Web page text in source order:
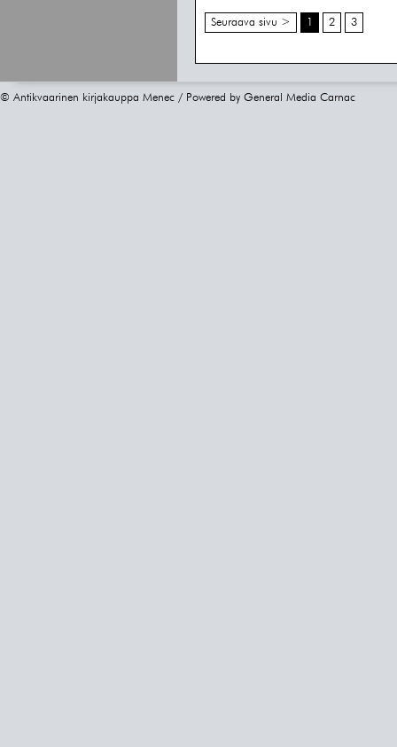
Seuraava sivu > 1 2 3
© Antikvaarinen kirjakauppa Menec / Powered by General Media Carnac